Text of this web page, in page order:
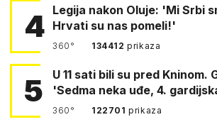
4 Legija nakon Oluje: 'Mi Srbi
Hrvati su nas pomeli!'
360° 134412prikaza
5
U 11 sati bili su pred Kninom. Gotovina:
'Sedma neka uđe, 4.
360° 122701prikaza